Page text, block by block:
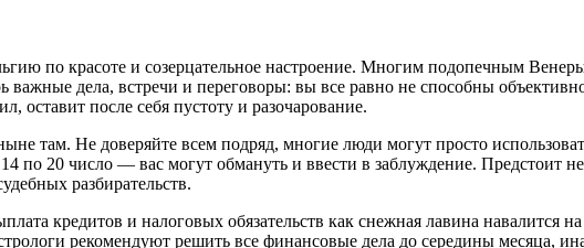
по красоте и созерцательное настроение. Многим подопечным
дела, встречи и переговоры: вы все равно не способны
оставит после себя пустоту и разочарование.
там. Не доверяйте всем подряд, многие люди могут просто
по 20 число — вас могут обмануть и ввести в заблуждение. Предстоит
разбирательств.
кредитов и налоговых обязательств как снежная лавина навалится
рекомендуют решить все финансовые дела до середины месяца,